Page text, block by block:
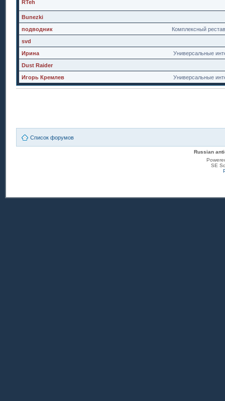
RTeh
Bunezki
Комплексный
подводник
svd
Универсальные
Ирина
Dust Raider
Универсальные
Игорь Кремлев
Список форумов
Russian
SE